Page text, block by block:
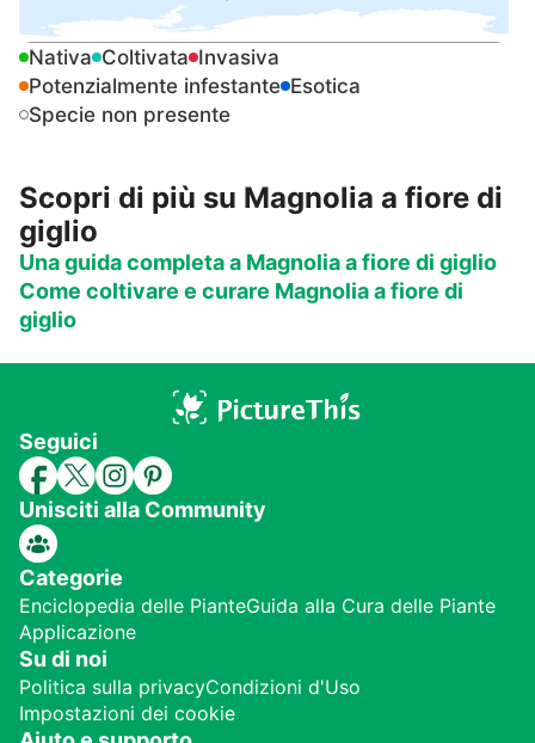
Nativa Coltivata Invasiva
Potenzialmente infestante Esotica
Specie non presente
Scopri di più su Magnolia a fiore di
giglio
Una guida completa a Magnolia a fiore di giglio
Come coltivare e curare Magnolia a fiore di
giglio
Seguici
Unisciti alla Community
Categorie
Enciclopedia delle PianteGuida alla Cura delle Piante
Applicazione
Su di noi
Politica sulla privacyCondizioni d'Uso
Impostazioni dei cookie